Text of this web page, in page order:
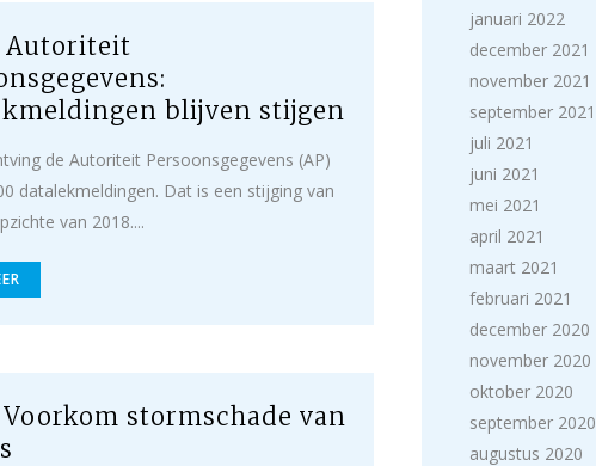
Autoriteit
blijven stijgen
de Autoriteit Persoonsgegevens (AP)
datalekmeldingen. Dat is een stijging van
van 2018....
Voorkom stormschade van
januari 2022
december 2021
november 2021
september 2021
juli 2021
juni 2021
mei 2021
april 2021
maart 2021
februari 2021
december 2020
november 2020
oktober 2020
september 2020
augustus 2020